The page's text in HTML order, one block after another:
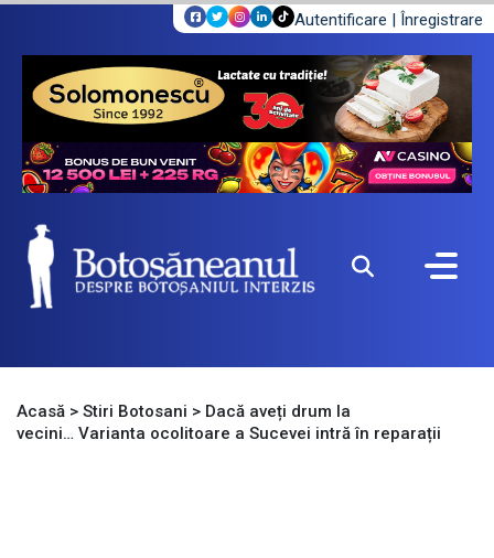
Autentificare | Înregistrare
Acasă > Stiri Botosani > Dacă aveți drum la
vecini… Varianta ocolitoare a Sucevei intră în reparații